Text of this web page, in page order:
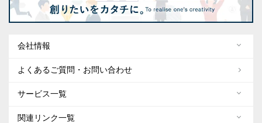
会社情報
よくあるご質問・お問い合わせ
サービス一覧
関連リンク一覧